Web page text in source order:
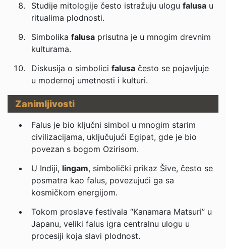
Studije mitologije često istražuju ulogu falusa u
ritualima plodnosti.
Simbolika falusa prisutna je u mnogim drevnim
kulturama.
Diskusija o simbolici falusa često se pojavljuje
u modernoj umetnosti i kulturi.
Zanimljivosti
Falus je bio ključni simbol u mnogim starim
civilizacijama, uključujući Egipat, gde je bio
povezan s bogom Ozirisom.
U Indiji, lingam, simbolički prikaz Šive, često se
posmatra kao falus, povezujući ga sa
kosmičkom energijom.
Tokom proslave festivala “Kanamara Matsuri” u
Japanu, veliki falus igra centralnu ulogu u
procesiji koja slavi plodnost.